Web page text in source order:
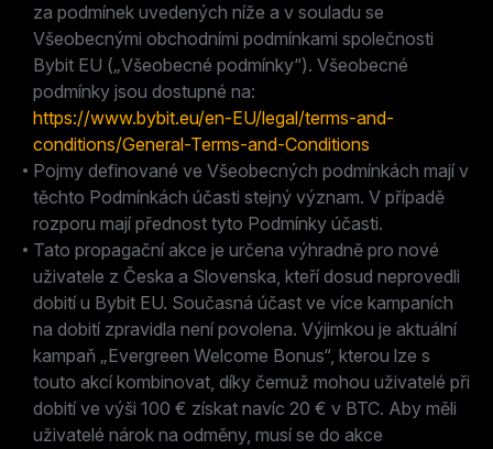
za podmínek uvedených níže a v souladu se
Všeobecnými obchodními podmínkami společnosti
Bybit EU („Všeobecné podmínky“). Všeobecné
podmínky jsou dostupné na:
https://www.bybit.eu/en-EU/legal/terms-and-
conditions/General-Terms-and-Conditions
Pojmy definované ve Všeobecných podmínkách mají v
těchto Podmínkách účasti stejný význam. V případě
rozporu mají přednost tyto Podmínky účasti.
Tato propagační akce je určena výhradně pro nové
uživatele z Česka a Slovenska, kteří dosud neprovedli
dobití u Bybit EU. Současná účast ve více kampaních
na dobití zpravidla není povolena. Výjimkou je aktuální
kampaň „Evergreen Welcome Bonus“, kterou lze s
touto akcí kombinovat, díky čemuž mohou uživatelé při
dobití ve výši 100 € získat navíc 20 € v BTC. Aby měli
uživatelé nárok na odměny, musí se do akce